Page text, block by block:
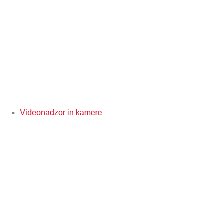
Videonadzor in kamere